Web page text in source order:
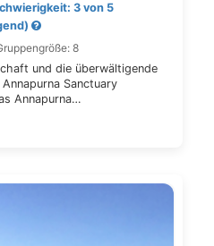
3 von 5
8
und die überwältigende
Sanctuary
Annapurna…